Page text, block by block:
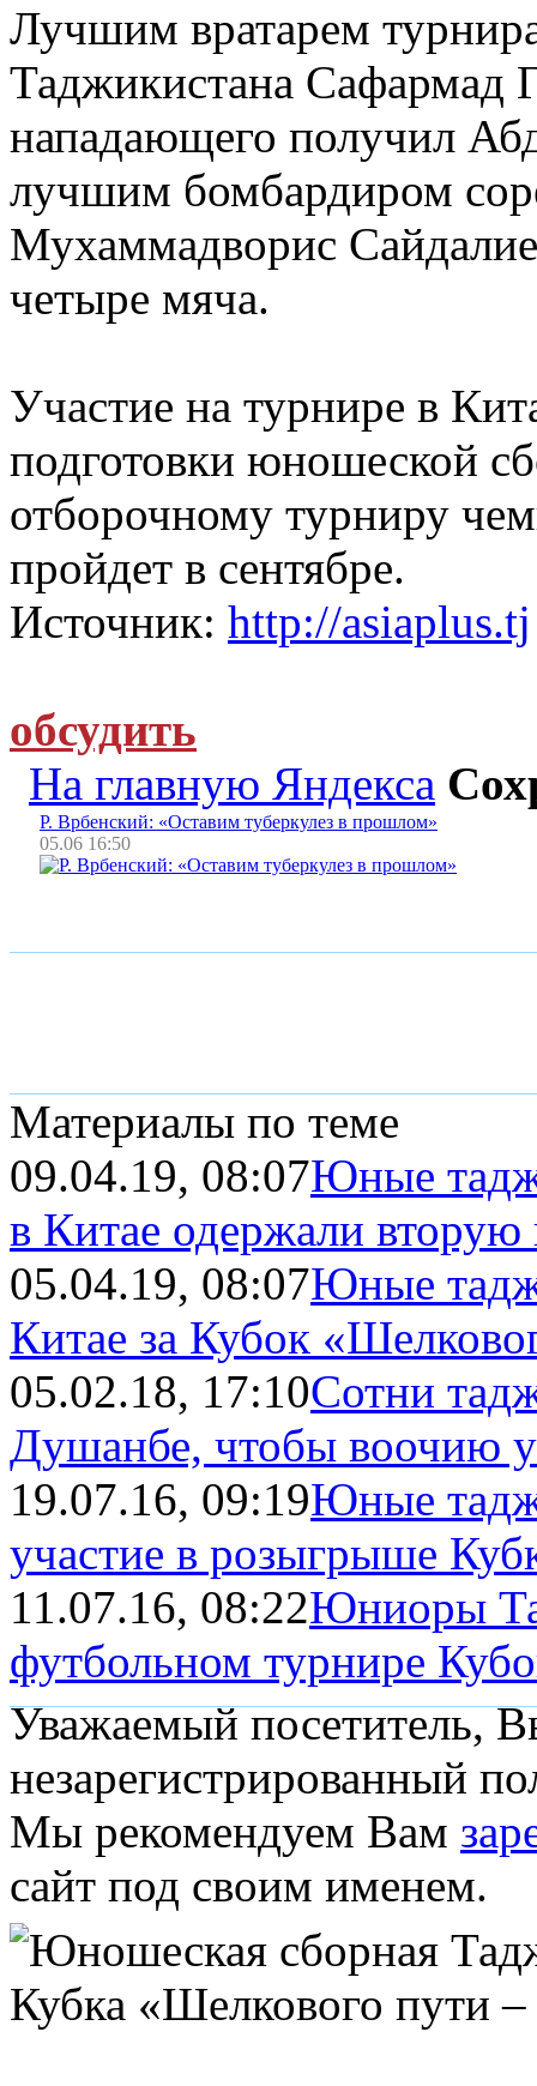
Лучшим вратарем
Таджикистана Сафармад
нападающего получил
лучшим бомбардиром
Мухаммадворис
четыре мяча.
Участие на турнире в
подготовки юношеской
отборочному турниру
пройдет в сентябре.
Источник: http://asiaplus.tj
обсудить
На главную Яндекса
Р. Врбенский: «Оставим туберкулез в прошлом»
05.06 16:50
Материалы по теме
09.04.19, 08:07Юные
в Китае одержали
05.04.19, 08:07Юные
Китае за Кубок
05.02.18, 17:10Cотни
Душанбе, чтобы воочию
19.07.16, 09:19Юные
участие в розыгрыше
11.07.16, 08:22Юниоры
футбольном турнире
Уважаемый посетитель,
незарегистрированный
Мы рекомендуем Вам
сайт под своим именем.